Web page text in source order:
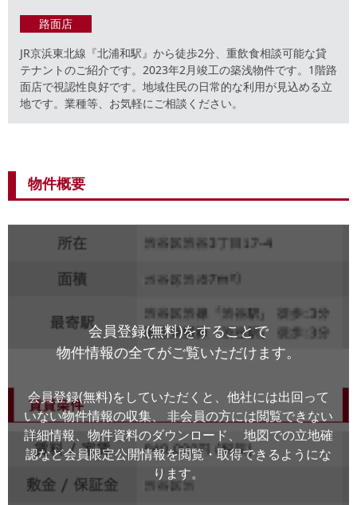
路面店
JR京浜東北線『北浦和駅』から徒歩2分、重飲食相談可能な貸
テナントのご紹介です。2023年2月竣工の築浅物件です。1階路
面店で視認性良好です。地域住民の日常的な利用が見込める立
地です。業種等、お気軽にご相談ください。
物件概要
会員登録(無料)をすることで
物件情報の全てがご覧いただけます。
会員登録(無料)をしていただくと、他社には出回って
いない物件情報の収集、
非会員の方には閲覧できない
詳細情報、物件資料のダウンロード、
地図での立地確
認など会員限定公開情報を閲覧・取得できるようにな
ります。